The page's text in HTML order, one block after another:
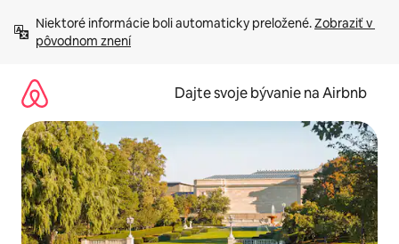
obsah.
Niektoré informácie boli automaticky preložené. Zobraziť v
pôvodnom znení
Dajte svoje bývanie na Airbnb